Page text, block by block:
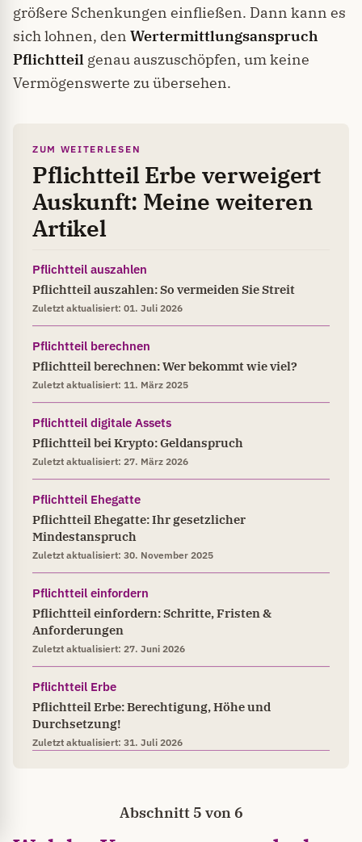
größere Schenkungen einfließen. Dann kann es
sich lohnen, den Wertermittlungsanspruch
Pflichtteil genau auszuschöpfen, um keine
Vermögenswerte zu übersehen.
ZUM WEITERLESEN
Pflichtteil Erbe verweigert
Auskunft: Meine weiteren
Artikel
Pflichtteil auszahlen
Pflichtteil auszahlen: So vermeiden Sie Streit
Zuletzt aktualisiert: 01. Juli 2026
Pflichtteil berechnen
Pflichtteil berechnen: Wer bekommt wie viel?
Zuletzt aktualisiert: 11. März 2025
Pflichtteil digitale Assets
Pflichtteil bei Krypto: Geldanspruch
Zuletzt aktualisiert: 27. März 2026
Pflichtteil Ehegatte
Pflichtteil Ehegatte: Ihr gesetzlicher
Mindestanspruch
Zuletzt aktualisiert: 30. November 2025
Pflichtteil einfordern
Pflichtteil einfordern: Schritte, Fristen &
Anforderungen
Zuletzt aktualisiert: 27. Juni 2026
Pflichtteil Erbe
Pflichtteil Erbe: Berechtigung, Höhe und
Durchsetzung!
Zuletzt aktualisiert: 31. Juli 2026
Abschnitt 5 von 6